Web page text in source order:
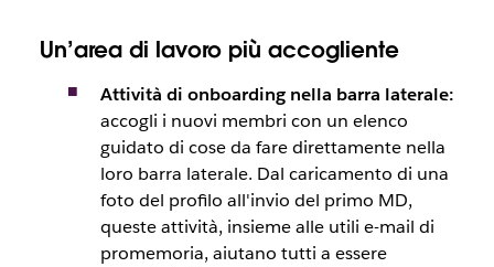
Un’area di lavoro più accogliente
Attività di onboarding nella barra laterale:
accogli i nuovi membri con un elenco
guidato di cose da fare direttamente nella
loro barra laterale. Dal caricamento di una
foto del profilo all'invio del primo MD,
queste attività, insieme alle utili e-mail di
promemoria, aiutano tutti a essere